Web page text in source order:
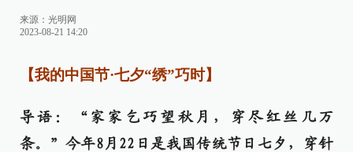
来源： 光明网
2023-08-21 14:20
【我的中国节·七夕“绣”巧时】
导语：“家家乞巧望秋月，穿尽红丝几万
条。”今年8月22日是我国传统节日七夕，穿针